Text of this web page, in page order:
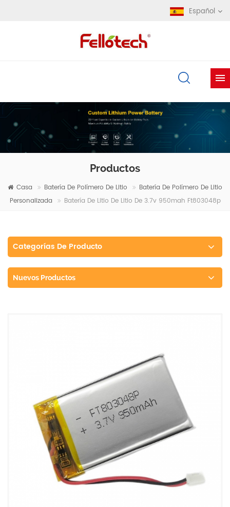
Español
Productos
Casa Batería De Polímero De Litio
Batería De Polímero De Litio
Personalizada
Batería De Litio De Litio De 3.7v 950mah Ft803048p
Categorías De Producto
Nuevos Productos